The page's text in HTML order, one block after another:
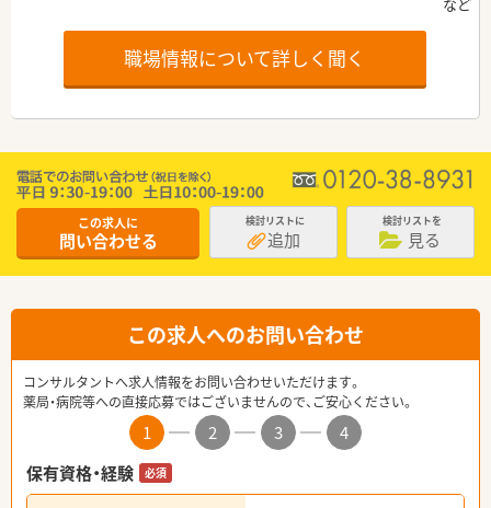
職場情報について詳しく聞く
この求人に
問い合わせる
検討リストに
追加
検討リストを
見る
この求人へのお問い合わせ
コンサルタントへ求人情報をお問い合わせいただけます。
薬局・病院等への直接応募ではございませんので、ご安心ください。
1 2 3
4
保有資格・経験
必須